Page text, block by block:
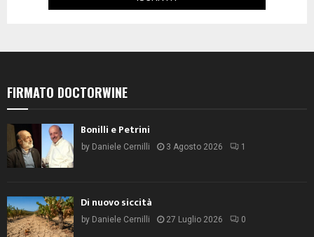
FIRMATO DOCTORWINE
Bonilli e Petrini
by Daniele Cernilli 3 Agosto 2026 1
Di nuovo siccità
by Daniele Cernilli 27 Luglio 2026 0